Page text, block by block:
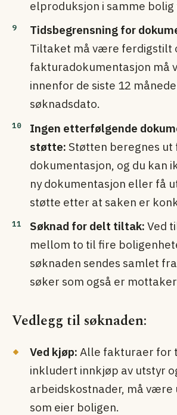
elproduksjon i samme
Tidsbegrensning for
Tiltaket må være ferdigstilt
fakturadokumentasjon må
innenfor de siste 12
søknadsdato.
Ingen etterfølgende
støtte: Støtten beregnes ut
dokumentasjon, og du kan
ny dokumentasjon eller få
støtte etter at saken er
Søknad for delt tiltak: Ved
mellom to til fire
søknaden sendes samlet
søker som også er
Vedlegg til søknaden:
Ved kjøp: Alle fakturaer for
inkludert innkjøp av utstyr
arbeidskostnader, må være
som eier boligen.